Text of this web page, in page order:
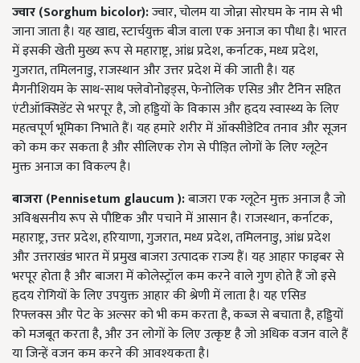
ज्वार (Sorghum bicolor):ज्वार, चोलम या जोन्ना सोरघम के नाम से भी
जाना जाता है। यह खाद्य, स्टार्चयुक्त बीज वाला एक अनाज का पौधा है। भारत
में इसकी खेती मुख्य रूप से महाराष्ट्र, आंध्र प्रदेश, कर्नाटक, मध्य प्रदेश,
गुजरात, तमिलनाडु, राजस्थान और उत्तर प्रदेश में की जाती है। यह
मैगनीशियम के साथ-साथ फ्लेवोनोइड्स, फेनोलिक एसिड और टैनिन सहित
एंटीऑक्सिडेंट से भरपूर है, जो हड्डियों के विकास और हृदय स्वास्थ्य के लिए
महत्वपूर्ण भूमिका निभाते हैं। यह हमारे शरीर में ऑक्सीडेटिव तनाव और सूजन
को कम कर सकता है और सीलिएक रोग से पीड़ित लोगों के लिए ग्लूटेन
मुक्त अनाज का विकल्प है।
बाजरा (Pennisetum glaucum ):बाजरा एक ग्लूटेन मुक्त अनाज है जो
अविश्वसनीय रूप से पौष्टिक और पचाने में आसान है। राजस्थान, कर्नाटक,
महाराष्ट्र, उत्तर प्रदेश, हरियाणा, गुजरात, मध्य प्रदेश, तमिलनाडु, आंध्र प्रदेश
और उत्तराखंड भारत में प्रमुख बाजरा उत्पादक राज्य हैं। यह आहार फाइबर से
भरपूर होता है और बाजरा में कोलेस्ट्रॉल कम करने वाले गुण होते हैं जो इसे
हृदय रोगियों के लिए उपयुक्त आहार की श्रेणी में लाता है। यह एसिड
रिफ्लक्स और पेट के अल्सर को भी कम करता है, कब्ज से बचाता है, हड्डियों
को मजबूत करता है, और उन लोगों के लिए उत्कृष्ट है जो अधिक वजन वाले हैं
या जिन्हें वजन कम करने की आवश्यकता है।